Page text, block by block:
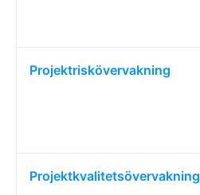
Projektriskövervakning
Projektkvalitetsövervakning